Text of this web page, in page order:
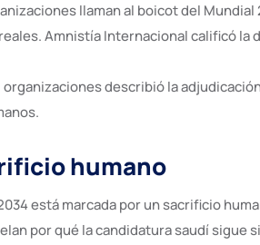
llaman al boicot del Mundial
Amnistía Internacional calificó la
describió la
humano
está marcada por un sacrificio
por qué la candidatura saudí sigue